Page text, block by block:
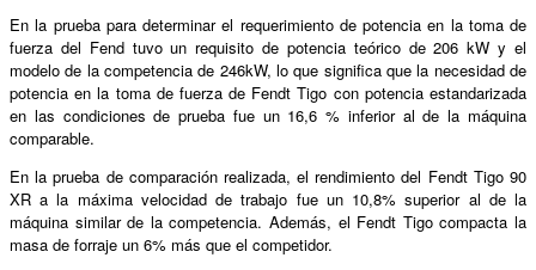
En la prueba para determinar el requerimiento de potencia en la toma de
fuerza del Fend tuvo un requisito de potencia teórico de 206 kW y el
modelo de la competencia de 246kW, lo que significa que la necesidad de
potencia en la toma de fuerza de Fendt Tigo con potencia estandarizada
en las condiciones de prueba fue un 16,6 % inferior al de la máquina
comparable.
En la prueba de comparación realizada, el rendimiento del Fendt Tigo 90
XR a la máxima velocidad de trabajo fue un 10,8% superior al de la
máquina similar de la competencia. Además, el Fendt Tigo compacta la
masa de forraje un 6% más que el competidor.